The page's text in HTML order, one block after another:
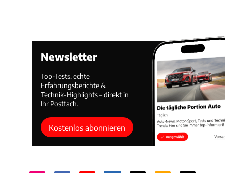
Newsletter
Top-Tests, echte
Erfahrungsberichte &
Technik-Highlights – direkt in
Ihr Postfach.
Kostenlos abonnieren